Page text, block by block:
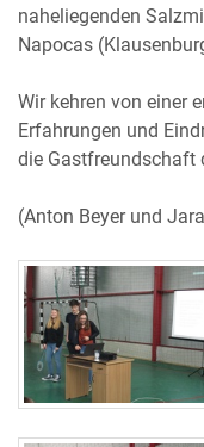
naheliegenden
Napocas
Wir kehren von einer
Erfahrungen und
die Gastfreundschaft
(Anton Beyer und